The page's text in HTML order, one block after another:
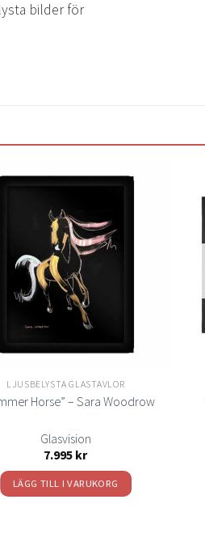
bilder för
önskelistan
LJUSBELYSTA GLASTAVLOR
Horse” – Sara Woodrow
Glasvision
7.995 kr
LÄGG TILL I VARUKORG